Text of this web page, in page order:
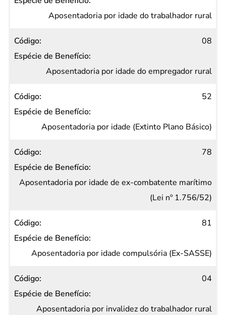
deAposentadoria por idade do trabalhador rural
08
Aposentadoria por idade do empregador rural
52
Aposentadoria por idade (Extinto Plano Básico)
78
Aposentadoria por idade de ex-combatente marítimo
(Lei nº 1.756/52)
81
Aposentadoria por idade compulsória (Ex-SASSE)
04
Aposentadoria por invalidez do trabalhador rural